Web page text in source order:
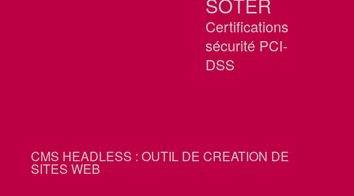
Certifications
sécurité PCI-
DSS
CMS HEADLESS : OUTIL DE CREATION DE
SITES WEB